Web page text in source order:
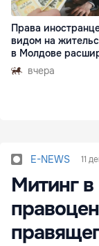
Права
видом на
в Молдове
вчера
E-NEWS 11
Митинг